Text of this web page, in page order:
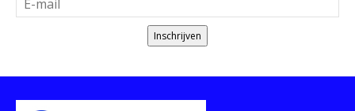
Inschrijven